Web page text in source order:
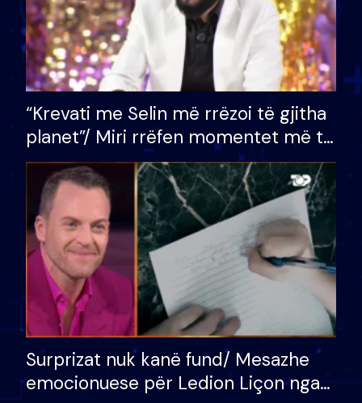
“Krevati me Selin më rrëzoi të gjitha
planet”/ Miri rrëfen momentet më të
bukura në shtëpinë e BB VIP: Do më
mungojë zilja e mëngjesit kur…
Surprizat nuk kanë fund/ Mesazhe
emocionuese për Ledion Liçon nga